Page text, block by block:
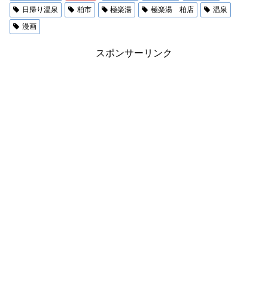
日帰り温泉 柏市 極楽湯 極楽湯 柏店
温泉
漫画
スポンサーリンク